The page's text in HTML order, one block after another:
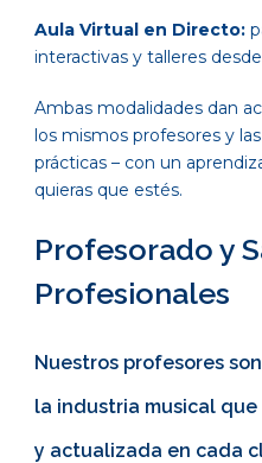
Aula Virtual en Directo:
interactivas y talleres
Ambas modalidades dan
los mismos profesores y
prácticas – con un
quieras que estés.
Profesorado y
Profesionales
Nuestros profesores
la industria musical
y actualizada en cada